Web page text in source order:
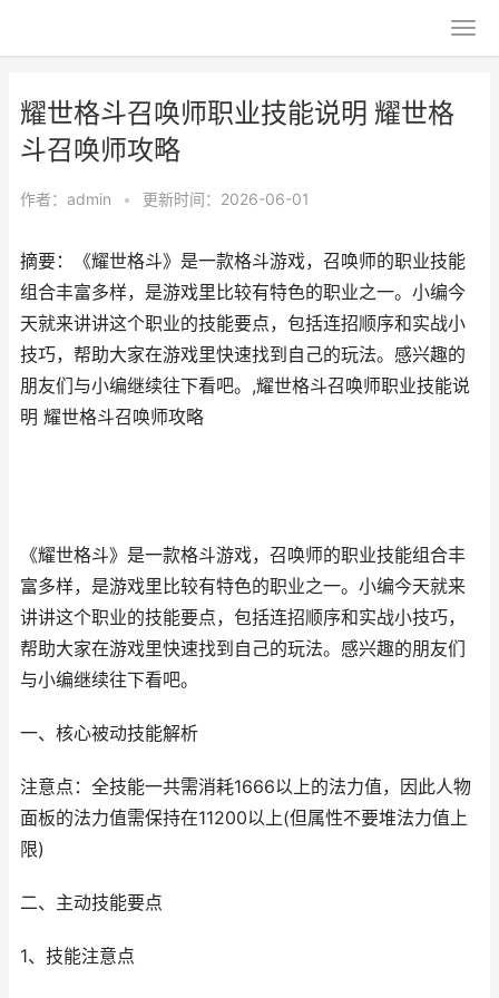
耀世格斗召唤师职业技能说明 耀世格
斗召唤师攻略
作者： admin • 更新时间：2026-06-01
摘要：《耀世格斗》是一款格斗游戏，召唤师的职业技能
组合丰富多样，是游戏里比较有特色的职业之一。小编今
天就来讲讲这个职业的技能要点，包括连招顺序和实战小
技巧，帮助大家在游戏里快速找到自己的玩法。感兴趣的
朋友们与小编继续往下看吧。,耀世格斗召唤师职业技能说
明 耀世格斗召唤师攻略
《耀世格斗》是一款格斗游戏，召唤师的职业技能组合丰
富多样，是游戏里比较有特色的职业之一。小编今天就来
讲讲这个职业的技能要点，包括连招顺序和实战小技巧，
帮助大家在游戏里快速找到自己的玩法。感兴趣的朋友们
与小编继续往下看吧。
一、核心被动技能解析
注意点：全技能一共需消耗1666以上的法力值，因此人物
面板的法力值需保持在11200以上(但属性不要堆法力值上
限)
二、主动技能要点
1、技能注意点